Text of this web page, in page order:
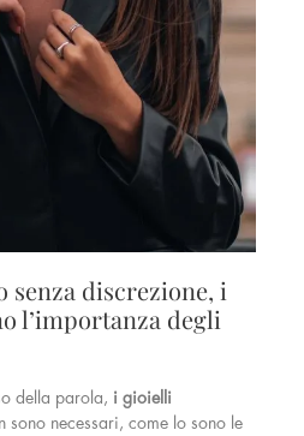
senza discrezione, i
l’importanza degli
della parola, i gioielli
sono necessari, come lo sono le